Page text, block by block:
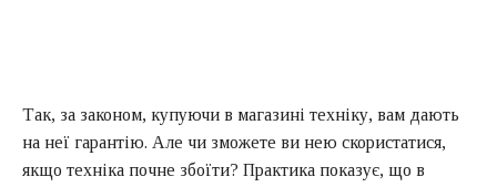
Так, за законом, купуючи в магазині техніку, вам дають
на неї гарантію. Але чи зможете ви нею скористатися,
якщо техніка почне збоїти? Практика показує, що в